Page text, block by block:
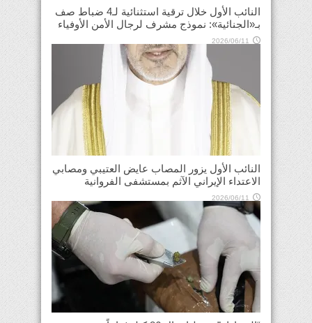
النائب الأول خلال ترقية استثنائية لـ4 ضباط صف
بـ«الجنائية»: نموذج مشرف لرجال الأمن الأوفياء
2026/06/11
النائب الأول يزور المصاب عايض العتيبي ومصابي
الاعتداء الإيراني الآثم بمستشفى الفروانية
2026/06/11